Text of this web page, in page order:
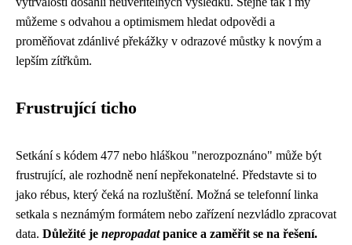
můžeme s odvahou a optimismem hledat odpovědi a
proměňovat zdánlivé překážky v odrazové můstky k novým a
lepším zítřkům.
Frustrující ticho
Setkání s kódem 477 nebo hláškou "nerozpoznáno" může být
frustrující, ale rozhodně není nepřekonatelné. Představte si to
jako rébus, který čeká na rozluštění. Možná se telefonní linka
setkala s neznámým formátem nebo zařízení nezvládlo zpracovat
data. Důležité je nepropadatpanice a zaměřit se na řešení.